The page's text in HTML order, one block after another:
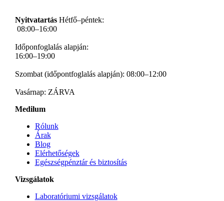
NyitvatartásHétfő–péntek:
08:00–16:00
Időponfoglalás alapján:
16:00–19:00
Szombat (időpontfoglalás alapján): 08:00–12:00
Vasárnap: ZÁRVA
Medilum
Rólunk
Árak
Blog
Elérhetőségek
Egészségpénztár és biztosítás
Vizsgálatok
Laboratóriumi vizsgálatok